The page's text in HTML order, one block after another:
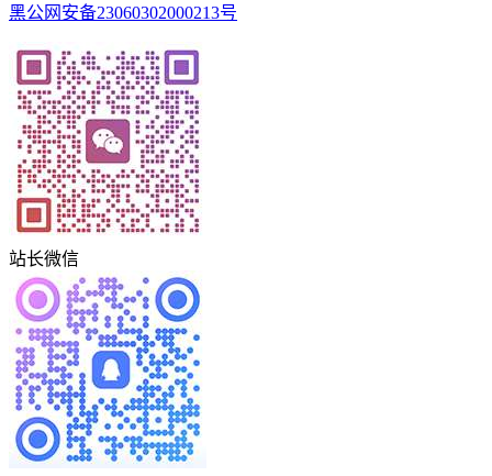
黑公网安备23060302000213号
站长微信